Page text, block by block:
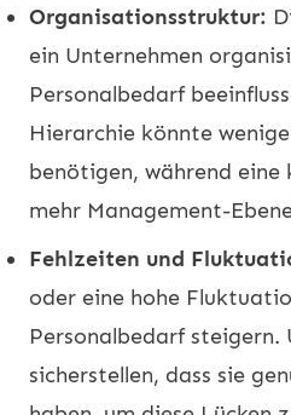
Organisationsstruktur:
ein Unternehmen
Personalbedarf
Hierarchie könnte
benötigen, während eine
mehr Management-
Fehlzeiten und
oder eine hohe
Personalbedarf steigern.
sicherstellen, dass sie